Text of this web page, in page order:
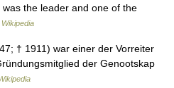
the leader and one of the
Wikipedia
† 1911) war einer der Vorreiter
der Genootskap